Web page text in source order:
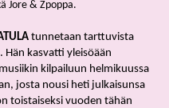
Jore & Zpoppa.
tunnetaan tarttuvista
Hän kasvatti yleisöään
kilpailuun helmikuussa
josta nousi heti julkaisunsa
toistaiseksi vuoden tähän